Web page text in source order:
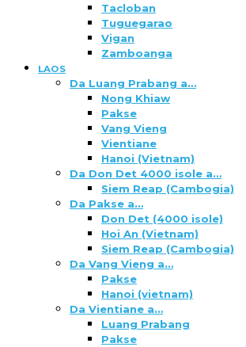
Tacloban
Tuguegarao
Vigan
Zamboanga
LAOS
Da Luang Prabang a…
Nong Khiaw
Pakse
Vang Vieng
Vientiane
Hanoi (Vietnam)
Da Don Det 4000 isole a…
Siem Reap (Cambogia)
Da Pakse a…
Don Det (4000 isole)
Hoi An (Vietnam)
Siem Reap (Cambogia)
Da Vang Vieng a…
Pakse
Hanoi (vietnam)
Da Vientiane a…
Luang Prabang
Pakse